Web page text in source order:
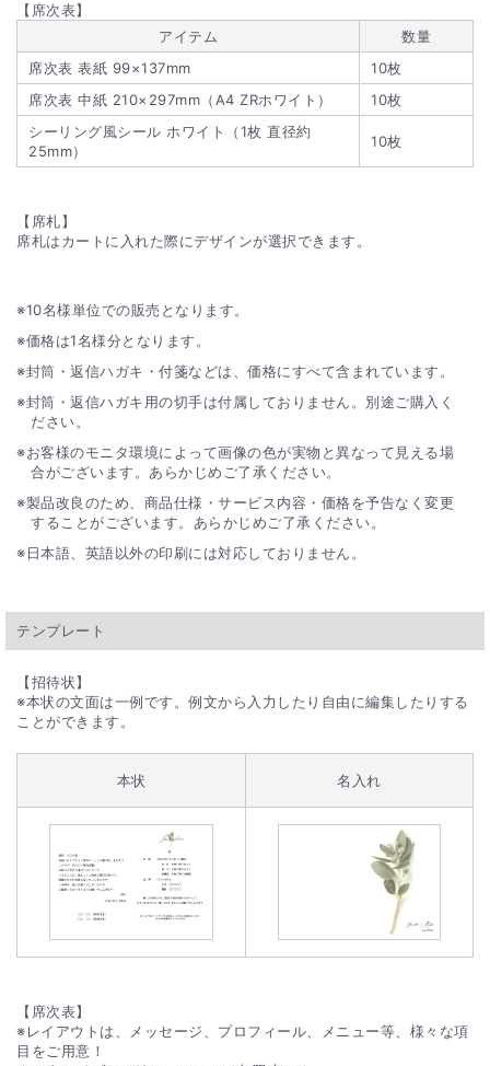
【席次表】
アイテム
数量
席次表 表紙 99×137mm
10枚
席次表 中紙 210×297mm（A4 ZRホワイト）
10枚
シーリング風シール ホワイト（1枚 直径約
25mm）
10枚
【席札】
席札はカートに入れた際にデザインが選択できます。
10名様単位での販売となります。
価格は1名様分となります。
封筒・返信ハガキ・付箋などは、価格にすべて含まれています。
封筒・返信ハガキ用の切手は付属しておりません。別途ご購入く
ださい。
お客様のモニタ環境によって画像の色が実物と異なって見える場
合がございます。あらかじめご了承ください。
製品改良のため、商品仕様・サービス内容・価格を予告なく変更
することがございます。あらかじめご了承ください。
日本語、英語以外の印刷には対応しておりません。
テンプレート
【招待状】
※本状の文面は一例です。例文から入力したり自由に編集したりする
ことができます。
本状 名入れ
【席次表】
※レイアウトは、メッセージ、プロフィール、メニュー等、様々な項
目をご用意！